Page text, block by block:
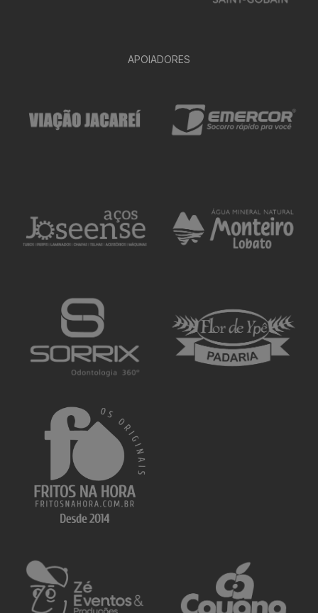
APOIADORES